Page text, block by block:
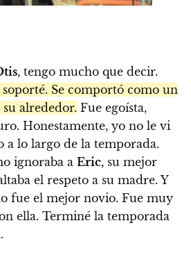
, tengo mucho que decir.
Se comportó como un
alrededor. Fue egoísta,
Honestamente, yo no le vi
lo largo de la temporada.
ignoraba a Eric, su mejor
el respeto a su madre. Y
fue el mejor novio. Fue muy
ella. Terminé la temporada